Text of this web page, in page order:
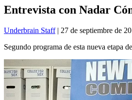
Entrevista con Nadar
Underbrain Staff| 27 de septiembre de
Segundo programa de esta nueva etapa de